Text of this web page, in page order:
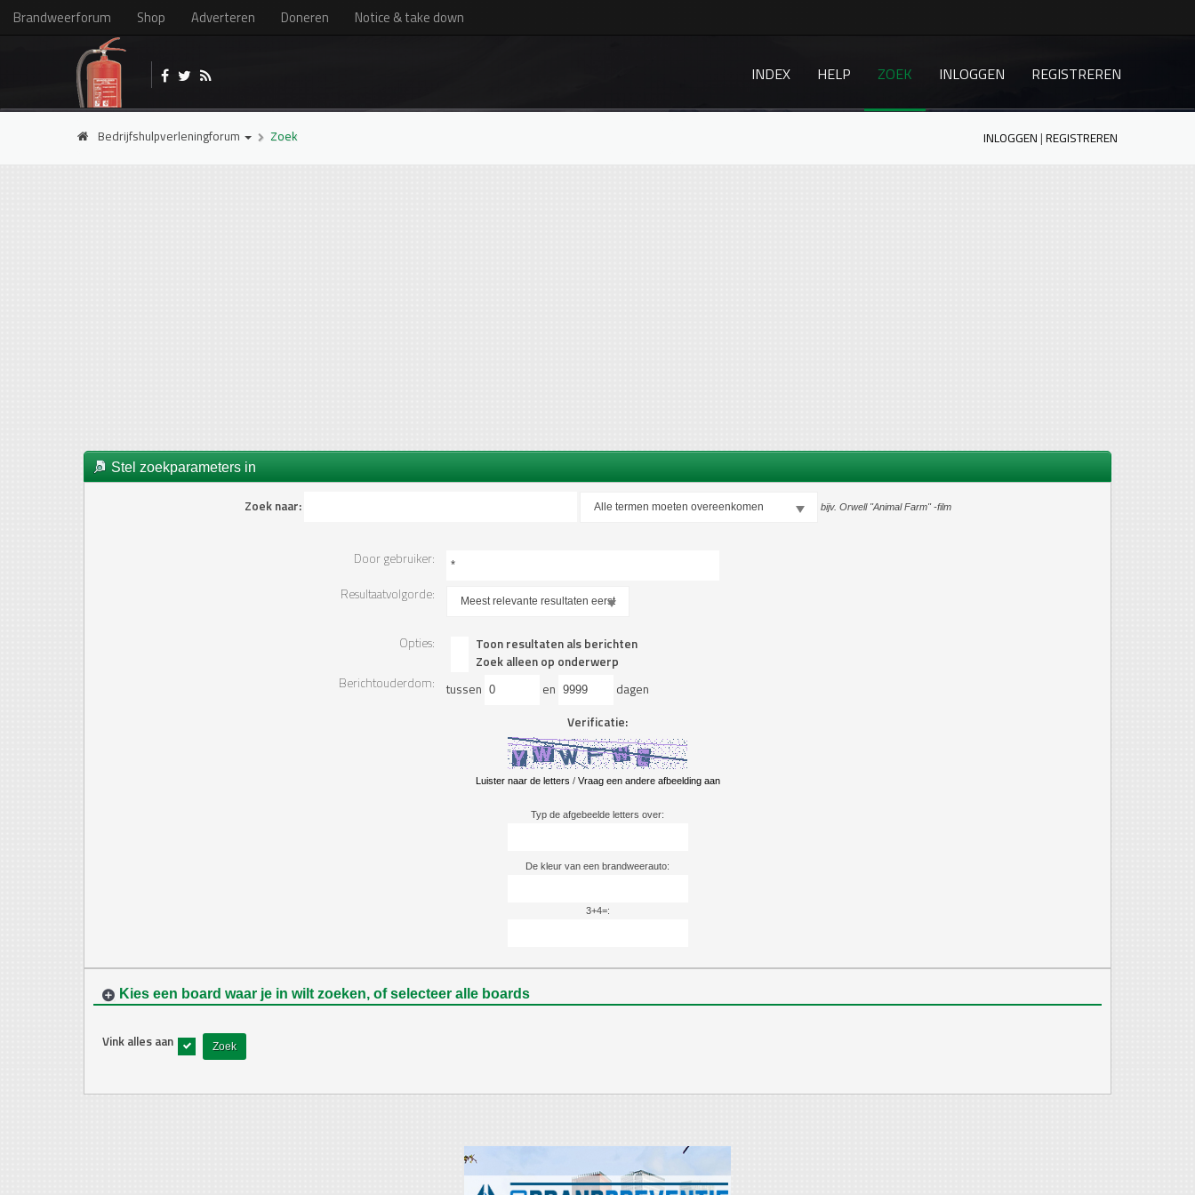
Brandweerforum Shop Adverteren Doneren Notice & take down
INDEX HELP ZOEK INLOGGEN REGISTREREN
Bedrijfshulpverleningforum Zoek INLOGGEN |REGISTREREN
Stel zoekparameters in
Zoek naar: bijv. Orwell "Animal Farm" -film
Door gebruiker:
Resultaatvolgorde:
Opties:
Toon resultaten als berichten
Zoek alleen op onderwerp
Berichtouderdom:
tussen en
dagen
Verificatie:
Luister naar de letters / Vraag een andere afbeelding aan
Typ de afgebeelde letters over:
De kleur van een brandweerauto:
3+4=:
Kies een board waar je in wilt zoeken, of selecteer alle boards
Vink alles aan